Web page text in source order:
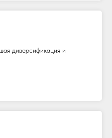
диверсификация и